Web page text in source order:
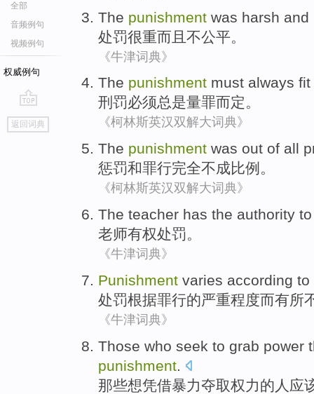
全部
音频例句
视频例句
权威例句
go
top
返回词典
The punishment was harsh and
处罚很重而且 不公平。
《牛津词典》
The punishment must always fit
刑罚必须总是量罪而定。
《柯林斯英汉双解大词典》
The punishment was out of all
惩罚和罪行完全不成比例。
《柯林斯英汉双解大词典》
The teacher has the authority to
老师有权处罚。
《牛津词典》
Punishment varies according to
处罚根据罪行的严重程度而有所
《牛津词典》
Those who seek to grab power
punishment
那些想凭借暴力夺取权力的 人应